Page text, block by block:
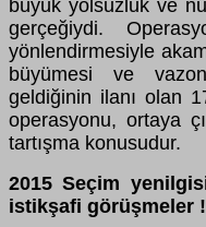
büyük yolsuzluk ve
gerçeğiydi.
yönlendirmesiyle
büyümesi ve
geldiğinin ilanı olan
operasyonu, ortaya
tartışma konusudur.
2015 Seçim
istikşafi görüşmeler !